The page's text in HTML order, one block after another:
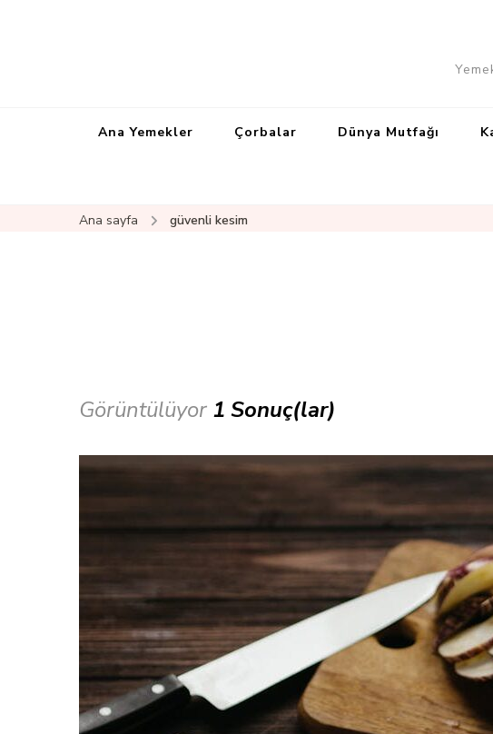
Ana Yemekler Çorbalar Dünya Mutfağı
Ana sayfa güvenli kesim
Görüntülüyor 1 Sonuç(lar)